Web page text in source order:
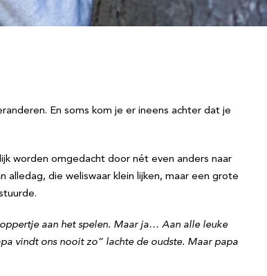
En soms kom je er ineens achter dat je
worden omgedacht door nét even anders naar
die weliswaar klein lijken, maar een grote
aan het spelen. Maar ja… Aan alle leuke
vindt ons nooit zo” lachte de oudste. Maar papa